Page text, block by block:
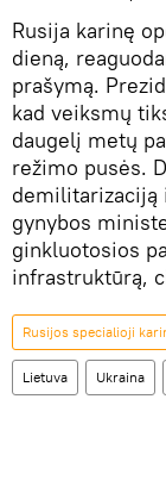
Rusija karinę
dieną,
prašymą.
kad veiksmų
daugelį metų
režimo pusės.
demilitarizaciją
gynybos
ginkluotosios
infrastruktūrą,
Rusijos specialioji
Lietuva Ukraina